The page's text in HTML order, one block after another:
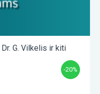
Dr. G. Vilkelis ir kiti
-20%